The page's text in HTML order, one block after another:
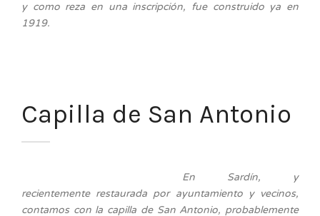
y como reza en una inscripción, fue construido ya en
1919.
Capilla de San Antonio
En Sardín, y
recientemente restaurada por ayuntamiento y vecinos,
contamos con la capilla de San Antonio, probablemente